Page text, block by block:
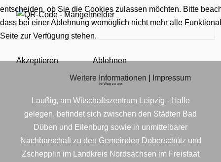
Ihr Weg zu uns
Laußig, am Witschaftszentrum Leipzig - Halle
gelegen, befindet sich zwischen den Städten Bad
Düben und Eilenburg sowie in unmittelbarer
Nachbarschaft zu den Gemeinden Doberschütz und
Zschepplin im Landkreis Nordsachsen im Freistaat
entscheiden, ob Sie die Cookies zulassen möchten. Bitte
dass bei einer Ablehnung womöglich nicht mehr alle
Seite zur Verfügung stehen.
Akzeptieren Ablehnen
Weitere Informationen Impressum